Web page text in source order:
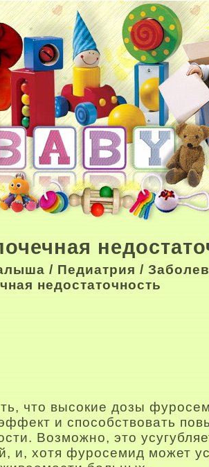
/ Педиатрия /
недостаточность
что высокие дозы
и способствовать
Возможно, это
и, хотя фуросемид может